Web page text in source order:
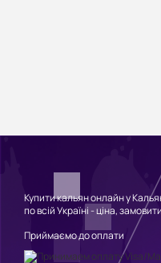
Купити кальян онлайн у
по всій Україні - ціна,
Приймаємо до оплати